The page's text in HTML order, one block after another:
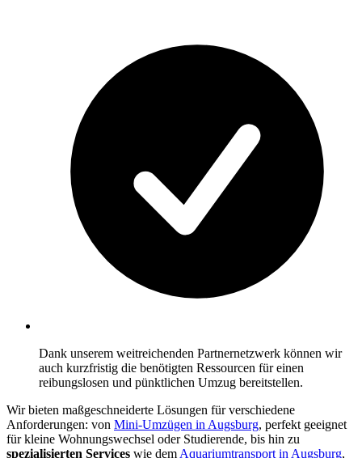
Dank unserem weitreichenden Partnernetzwerk können wir
auch kurzfristig die benötigten Ressourcen für einen
reibungslosen und pünktlichen Umzug bereitstellen.
Wir bieten maßgeschneiderte Lösungen für verschiedene
Anforderungen: von Mini-Umzügen in Augsburg, perfekt geeignet
für kleine Wohnungswechsel oder Studierende, bis hin zu
spezialisierten Services wie dem Aquariumtransport in Augsburg,